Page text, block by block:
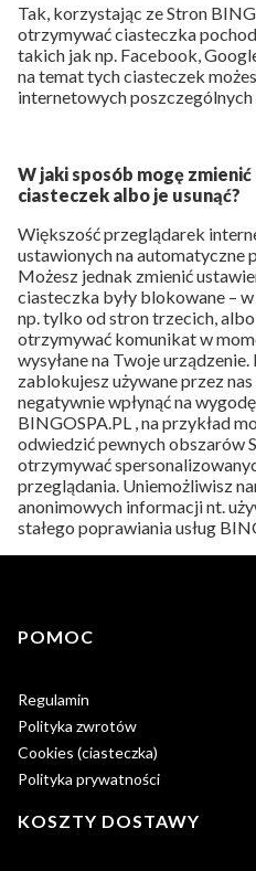
Tak, korzystając ze Stron
otrzymywać ciasteczka
takich jak np. Facebook,
na temat tych ciasteczek
internetowych
W jaki sposób mogę
ciasteczek albo je usunąć?
Większość przeglądarek
ustawionych na automatyczne
Możesz jednak zmienić
ciasteczka były blokowane –
np. tylko od stron trzecich,
otrzymywać komunikat w
wysyłane na Twoje
zablokujesz używane przez
negatywnie wpłynąć na
BINGOSPA.PL , na przykład
odwiedzić pewnych obszarów
otrzymywać
przeglądania. Uniemożliwisz
anonimowych informacji nt.
stałego poprawiania usług
Linki w stopce
POMOC
Regulamin
Polityka zwrotów
Cookies (ciasteczka)
Polityka prywatności
KOSZTY DOSTAWY